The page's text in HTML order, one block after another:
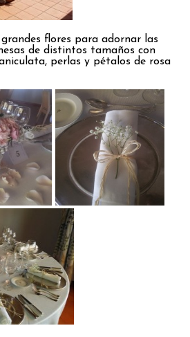
flores para adornar las
de distintos tamaños con
perlas y pétalos de rosa